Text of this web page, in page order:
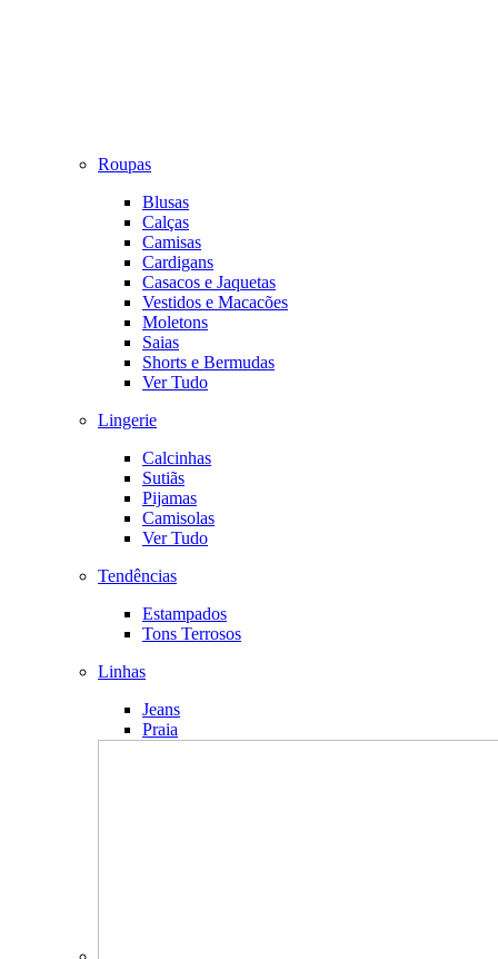
Roupas
Blusas
Calças
Camisas
Cardigans
Casacos e Jaquetas
Vestidos e Macacões
Moletons
Saias
Shorts e Bermudas
Ver Tudo
Lingerie
Calcinhas
Sutiãs
Pijamas
Camisolas
Ver Tudo
Tendências
Estampados
Tons Terrosos
Linhas
Jeans
Praia